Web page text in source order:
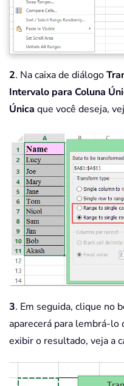
2. Na caixa de diálogo
Intervalo para Coluna
Única que você deseja,
3. Em seguida, clique no
aparecerá para lembrá-lo
exibir o resultado, veja a